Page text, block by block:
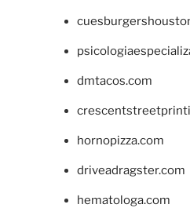
dmtacos.com
hornopizza.com
driveadragster.com
hematologa.com